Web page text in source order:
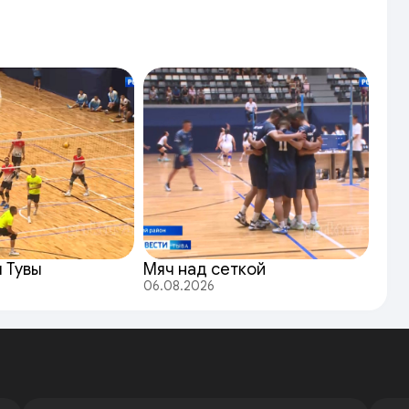
Тувы Мяч над сеткой
06.08.2026